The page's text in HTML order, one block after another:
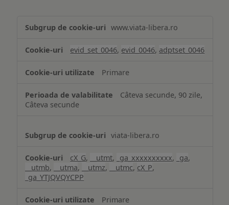
www.viata-libera.ro
evid_set_0046, evid_0046, adptset_0046
Primare
Câteva secunde, 90 zile,
Câteva secunde
viata-libera.ro
cX_G, __utmt, _ga_xxxxxxxxxx, _ga,
__utmb, __utma, __utmz, __utmc, cX_P,
_ga_YTJQVQYCPP
Primare